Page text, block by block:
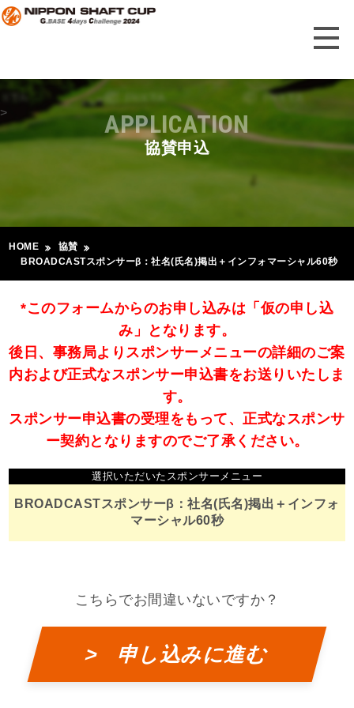
APPLICATION
協賛申込
>
HOME
協賛
BROADCASTスポンサーβ：社名(氏名)掲出＋インフォマーシャル60秒
*このフォームからのお申し込みは「仮の申し込
み」となります。
後日、事務局よりスポンサーメニューの詳細のご案
内および正式なスポンサー申込書をお送りいたしま
す。
スポンサー申込書の受理をもって、正式なスポンサ
ー契約となりますのでご了承ください。
選択いただいたスポンサーメニュー
BROADCASTスポンサーβ：社名(氏名)掲出＋インフォ
マーシャル60秒
こちらでお間違いないですか？
> 申し込みに進む